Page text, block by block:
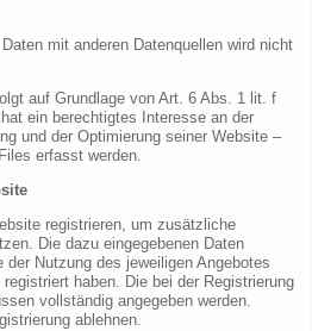
mit anderen Datenquellen wird nicht
auf Grundlage von Art. 6 Abs. 1 lit. f
ein berechtigtes Interesse an der
und der Optimierung seiner Website –
erfasst werden.
registrieren, um zusätzliche
Die dazu eingegebenen Daten
Nutzung des jeweiligen Angebotes
haben. Die bei der Registrierung
vollständig angegeben werden.
ablehnen.